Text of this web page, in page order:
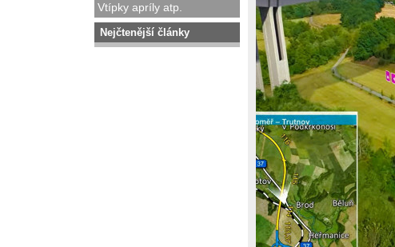
Vtípky apríly atp.
Nejčtenější články